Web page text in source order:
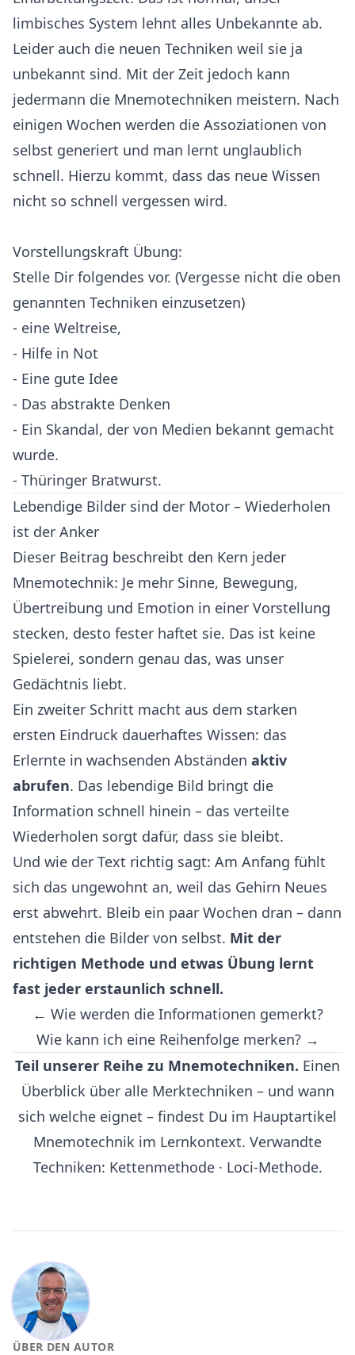
limbisches System lehnt alles Unbekannte ab.
Leider auch die neuen Techniken weil sie ja
unbekannt sind. Mit der Zeit jedoch kann
jedermann die Mnemotechniken meistern. Nach
einigen Wochen werden die Assoziationen von
selbst generiert und man lernt unglaublich
schnell. Hierzu kommt, dass das neue Wissen
nicht so schnell vergessen wird.
Vorstellungskraft Übung:
Stelle Dir folgendes vor. (Vergesse nicht die oben
genannten Techniken einzusetzen)
- eine Weltreise,
- Hilfe in Not
- Eine gute Idee
- Das abstrakte Denken
- Ein Skandal, der von Medien bekannt gemacht
wurde.
- Thüringer Bratwurst.
Lebendige Bilder sind der Motor – Wiederholen
ist der Anker
Dieser Beitrag beschreibt den Kern jeder
Mnemotechnik: Je mehr Sinne, Bewegung,
Übertreibung und Emotion in einer Vorstellung
stecken, desto fester haftet sie. Das ist keine
Spielerei, sondern genau das, was unser
Gedächtnis liebt.
Ein zweiter Schritt macht aus dem starken
ersten Eindruck dauerhaftes Wissen: das
Erlernte in wachsenden Abständen aktiv
abrufen. Das lebendige Bild bringt die
Information schnell hinein – das verteilte
Wiederholen sorgt dafür, dass sie bleibt.
Und wie der Text richtig sagt: Am Anfang fühlt
sich das ungewohnt an, weil das Gehirn Neues
erst abwehrt. Bleib ein paar Wochen dran – dann
entstehen die Bilder von selbst. Mit der
richtigen Methode und etwas Übung lernt
fast jeder erstaunlich schnell.
← Wie werden die Informationen gemerkt?
Wie kann ich eine Reihenfolge merken? →
Teil unserer Reihe zu Mnemotechniken. Einen
Überblick über alle Merktechniken – und wann
sich welche eignet – findest Du im Hauptartikel
Mnemotechnik im Lernkontext. Verwandte
Techniken: Kettenmethode· Loci-Methode.
ÜBER DEN AUTOR